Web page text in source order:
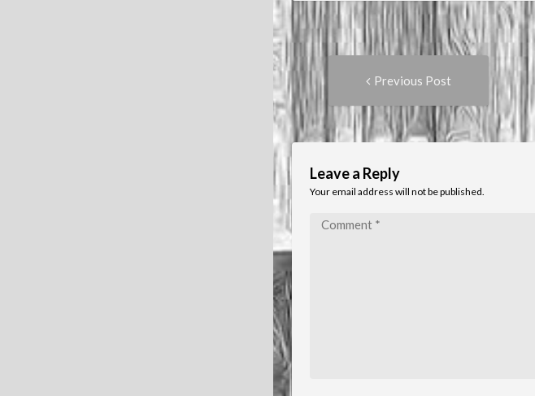
Post
navigation
Previous Post
Previous
post:
Leave a Reply
Your email address will not be published.
Comment